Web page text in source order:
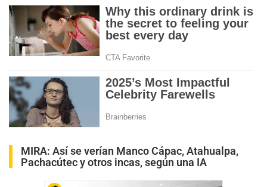
MIRA: Así se verían Manco Cápac, Atahualpa,
Pachacútec y otros incas, según una IA